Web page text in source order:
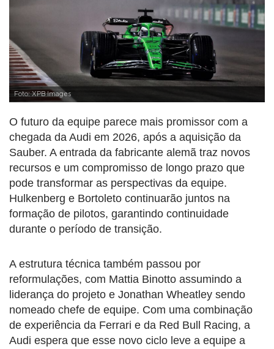
Foto: XPB Images
O futuro da equipe parece mais promissor com a
chegada da Audi em 2026, após a aquisição da
Sauber. A entrada da fabricante alemã traz novos
recursos e um compromisso de longo prazo que
pode transformar as perspectivas da equipe.
Hulkenberg e Bortoleto continuarão juntos na
formação de pilotos, garantindo continuidade
durante o período de transição.
A estrutura técnica também passou por
reformulações, com Mattia Binotto assumindo a
liderança do projeto e Jonathan Wheatley sendo
nomeado chefe de equipe. Com uma combinação
de experiência da Ferrari e da Red Bull Racing, a
Audi espera que esse novo ciclo leve a equipe a